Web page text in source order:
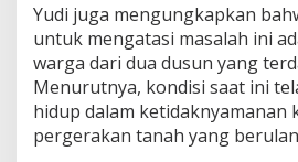
n
g
,
T
a
w
a
r
Yudi juga mengungkapkan
untuk mengatasi masalah ini
warga dari dua dusun yang
Menurutnya, kondisi saat ini
hidup dalam ketidaknyamanan
pergerakan tanah yang